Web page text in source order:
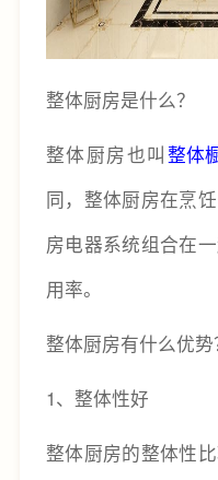
整体厨房是什么？
整体厨房也叫整体
同，整体厨房在烹
房电器系统组合在
用率。
整体厨房有什么优势
1、整体性好
整体厨房的整体性